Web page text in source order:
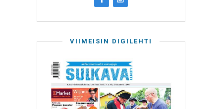
VIIMEISIN DIGILEHTI